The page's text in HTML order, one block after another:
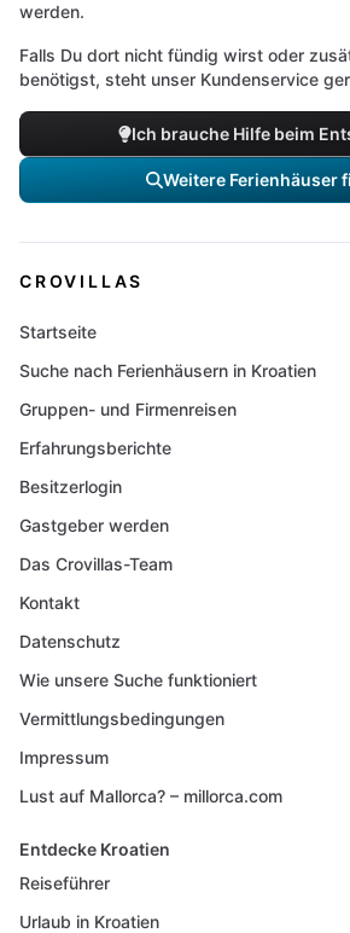
werden.
Falls Du dort nicht fündig wirst oder
benötigst, steht unser Kundenservice
Ich brauche Hilfe beim
Weitere Ferienhäuser
CROVILLAS
Startseite
Suche nach Ferienhäusern in Kroatien
Gruppen- und Firmenreisen
Erfahrungsberichte
Besitzerlogin
Gastgeber werden
Das Crovillas-Team
Kontakt
Datenschutz
Wie unsere Suche funktioniert
Vermittlungsbedingungen
Impressum
Lust auf Mallorca? – millorca.com
Entdecke Kroatien
Reiseführer
Urlaub in Kroatien